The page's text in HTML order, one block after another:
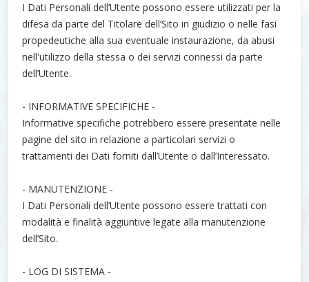
I Dati Personali dell’Utente possono essere utilizzati per la
difesa da parte del Titolare dell’Sito in giudizio o nelle fasi
propedeutiche alla sua eventuale instaurazione, da abusi
nell'utilizzo della stessa o dei servizi connessi da parte
dell’Utente.
- INFORMATIVE SPECIFICHE -
Informative specifiche potrebbero essere presentate nelle
pagine del sito in relazione a particolari servizi o
trattamenti dei Dati forniti dall’Utente o dall’Interessato.
- MANUTENZIONE -
I Dati Personali dell’Utente possono essere trattati con
modalità e finalità aggiuntive legate alla manutenzione
dell’Sito.
- LOG DI SISTEMA -